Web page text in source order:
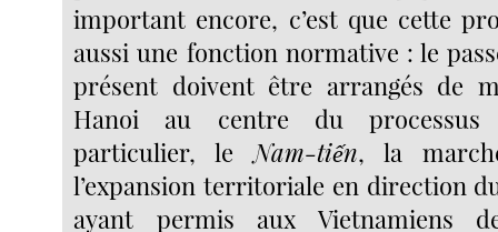
important encore, c’est que cette
aussi une fonction normative : le
présent doivent être arrangés de
Hanoi au centre du processus
particulier, leNam-tiến, la
l’expansion territoriale en direction
ayant permis aux Vietnamiens